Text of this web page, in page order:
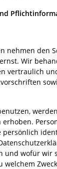
nehmen den
Wir
vertraulich
persönlich
und wofür wir